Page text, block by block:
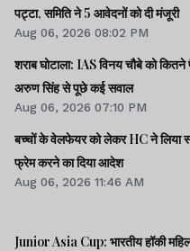
पट्टा, समिति ने 5 आवेदनों को दी मंजूरी
Aug 06, 2026 08:02 PM
शराब घोटाला: IAS विनय चौबे को
अरुण सिंह से पूछे कई सवाल
Aug 06, 2026 07:10 PM
बच्चों के वेलफेयर को लेकर HC ने लिया
फ्रेम करने का दिया आदेश
Aug 06, 2026 11:46 AM
Junior Asia Cup: भारतीय हॉकी